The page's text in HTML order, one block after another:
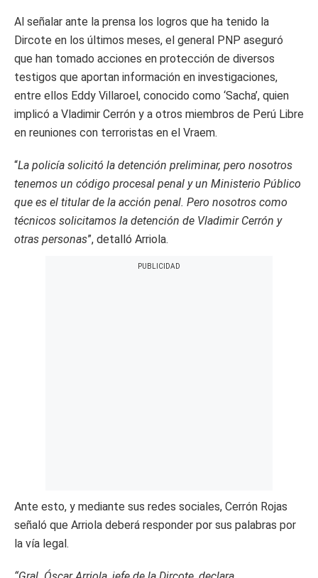
Al señalar ante la prensa los logros que ha tenido la
Dircote en los últimos meses, el general PNP aseguró
que han tomado acciones en protección de diversos
testigos que aportan información en investigaciones,
entre ellos Eddy Villaroel, conocido como ‘Sacha’, quien
implicó a Vladimir Cerrón y a otros miembros de Perú Libre
en reuniones con terroristas en el Vraem.
“La policía solicitó la detención preliminar, pero nosotros
tenemos un código procesal penal y un Ministerio Público
que es el titular de la acción penal. Pero nosotros como
técnicos solicitamos la detención de Vladimir Cerrón y
otras personas”, detalló Arriola.
Ante esto, y mediante sus redes sociales, Cerrón Rojas
señaló que Arriola deberá responder por sus palabras por
la vía legal.